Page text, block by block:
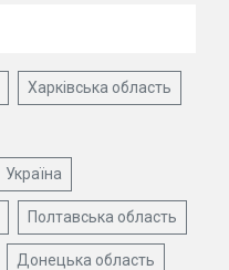
Харківська область
Україна
Полтавська область
Донецька область